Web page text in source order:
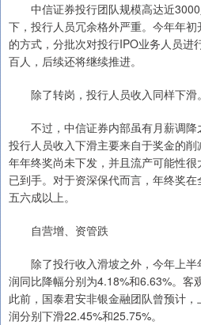
中信证券投行团队规模高达近3000
下，投行人员冗余格外严重。今年年
的方式，分批次对投行IPO业务人员进
百人，后续还将继续推进。
除了转岗，投行人员收入同样下滑。
不过，中信证券内部虽有月薪调降
投行人员收入下滑主要来自于奖金的
年年终奖尚未下发，并且流产可能性
已到手。对于资深保代而言，年终奖
五六成以上。
自营增、资管跌
除了投行收入滑坡之外，今年上半
润同比降幅分别为4.18%和6.63%。客
此前，国泰君安非银金融团队曾预计
润分别下滑22.45%和25.75%。